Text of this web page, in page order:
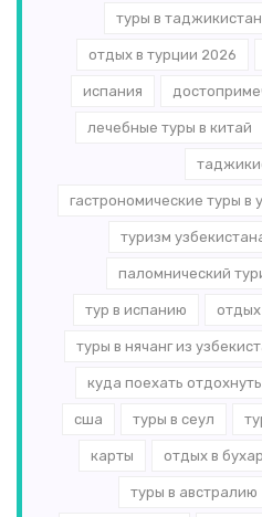
туры в таджикистан
отдых в турции 2026
испания
лечебные туры в китай
гастрономические туры в
туризм
паломнический
тур в испанию отдых
туры в нячанг из
куда поехать отдохнуть
сша туры в сеул
карты отдых в
туры в австралию